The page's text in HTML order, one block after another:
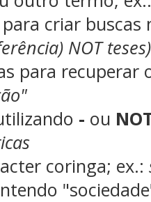
para criar
NOT teses)
para
- ou
coringa; ex.: